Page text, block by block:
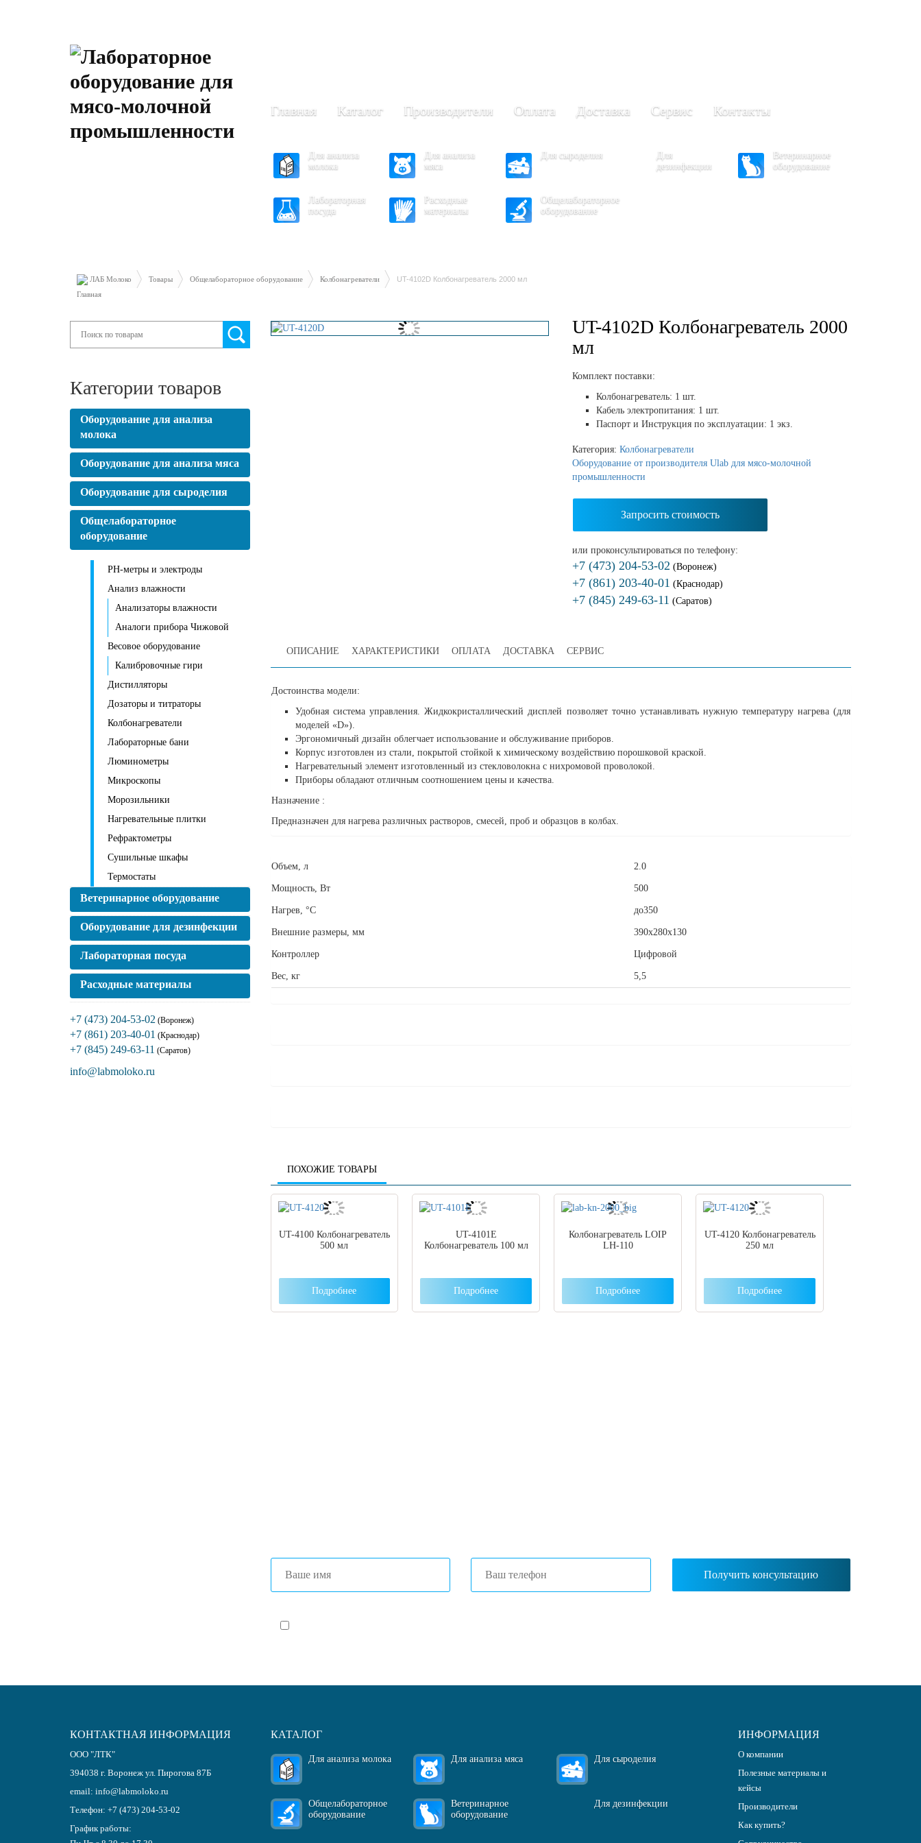
Главная Каталог Производители Оплата Доставка Сервис Контакты
Для анализа
молока
Для анализа
мяса
Для сыроделия
Для
дезинфекции
Ветеринарное
оборудование
Лабораторная
посуда
Расходные
материалы
Общелабораторное
оборудование
ЛАБ Молоко Товары Общелабораторное оборудование Колбонагреватели UT-4102D Колбонагреватель 2000 мл
UT-4102D Колбонагреватель 2000
мл
Комплект поставки:
Колбонагреватель: 1 шт.
Кабель электропитания: 1 шт.
Паспорт и Инструкция по эксплуатации: 1 экз.
Категория:Колбонагреватели
Оборудование от производителя Ulab для мясо-молочной
промышленности
Запросить стоимость
или проконсультироваться по телефону:
+7 (473) 204-53-02 (Воронеж)
+7 (861) 203-40-01 (Краснодар)
+7 (845) 249-63-11 (Саратов)
ОПИСАНИЕ ХАРАКТЕРИСТИКИ ОПЛАТА ДОСТАВКА СЕРВИС
Достоинства модели:
Удобная система управления. Жидкокристаллический дисплей позволяет точно устанавливать нужную температуру нагрева (для
моделей «D»).
Эргономичный дизайн облегчает использование и обслуживание приборов.
Корпус изготовлен из стали, покрытой стойкой к химическому воздействию порошковой краской.
Нагревательный элемент изготовленный из стекловолокна с нихромовой проволокой.
Приборы обладают отличным соотношением цены и качества.
Назначение :
Предназначен для нагрева различных растворов, смесей, проб и образцов в колбах.
Объем, л 2.0
Мощность, Вт 500
Нагрев, °С до350
Внешние размеры, мм 390х280х130
Контроллер Цифровой
Вес, кг 5,5
ПОХОЖИЕ ТОВАРЫ
UT-4100 Колбонагреватель
500 мл
Подробнее
UT-4101E
Колбонагреватель 100 мл
Подробнее
Колбонагреватель LOIP
LH-110
Подробнее
UT-4120 Колбонагреватель
250 мл
Подробнее
Категории товаров
Оборудование для анализа
молока
Оборудование для анализа мяса
Оборудование для сыроделия
Общелабораторное
оборудование
PH-метры и электроды
Анализ влажности
Анализаторы влажности
Аналоги прибора Чижовой
Весовое оборудование
Калибровочные гири
Дистилляторы
Дозаторы и титраторы
Колбонагреватели
Лабораторные бани
Люминометры
Микроскопы
Морозильники
Нагревательные плитки
Рефрактометры
Сушильные шкафы
Термостаты
Ветеринарное оборудование
Оборудование для дезинфекции
Лабораторная посуда
Расходные материалы
+7 (473) 204-53-02 (Воронеж)
+7 (861) 203-40-01 (Краснодар)
+7 (845) 249-63-11 (Саратов)
info@labmoloko.ru
КОНТАКТНАЯ ИНФОРМАЦИЯ
ООО "ЛТК"
394038 г. Воронеж ул. Пирогова 87Б
email: info@labmoloko.ru
Телефон: +7 (473) 204-53-02
График работы:
КАТАЛОГ
Для анализа молока Для анализа мяса Для сыроделия
Общелабораторное
оборудование
Ветеринарное
оборудование
Для дезинфекции
ИНФОРМАЦИЯ
О компании
Полезные материалы и
кейсы
Производители
Как купить?